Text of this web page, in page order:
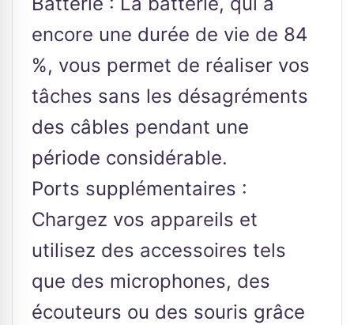
encore une durée de vie de 84
%, vous permet de réaliser vos
tâches sans les désagréments
des câbles pendant une
période considérable.
Ports supplémentaires :
Chargez vos appareils et
utilisez des accessoires tels
que des microphones, des
écouteurs ou des souris grâce